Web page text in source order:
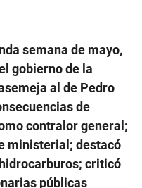
semana de mayo,
gobierno de la
al de Pedro
de
contralor general;
ministerial; destacó
criticó
públicas